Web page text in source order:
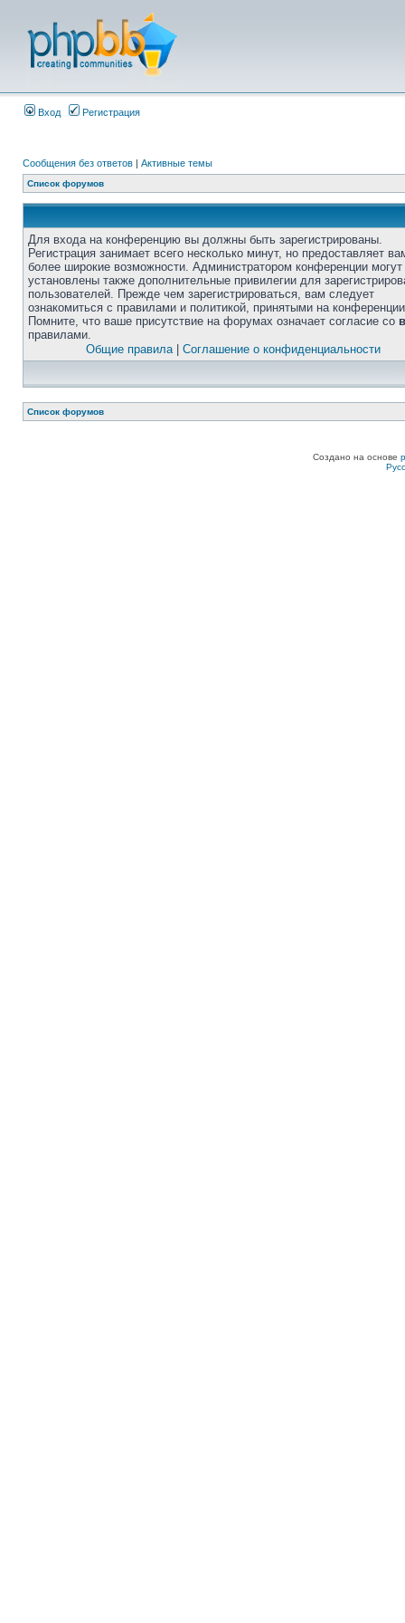
Вход Регистрация
Сообщения без ответов | Активные темы
Список форумов
Для входа на конференцию вы должны быть зарегистрированы.
Регистрация занимает всего несколько минут, но предоставляет
более широкие возможности. Администратором конференции
установлены также дополнительные привилегии для
пользователей. Прежде чем зарегистрироваться, вам следует
ознакомиться с правилами и политикой, принятыми на
Помните, что ваше присутствие на форумах означает согласие со
правилами.
Общие правила| Соглашение о конфиденциальности
Список форумов
Создано на основе